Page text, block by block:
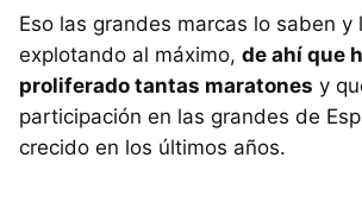
Eso las grandes marcas lo saben y
explotando al máximo, de ahí que
proliferado tantas maratones y
participación en las grandes de
crecido en los últimos años.